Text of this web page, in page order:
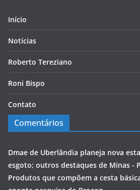
Início
Notícias
Roberto Tereziano
Roni Bispo
Contato
Comentários
Dmae de Uberlândia planeja nova
esgoto; outros destaques de Minas -
Produtos que compõem a cesta